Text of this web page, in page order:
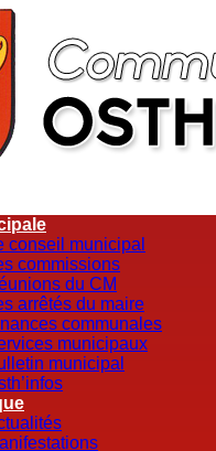
conseil municipal
commissions
du CM
arrêtés du maire
communales
municipaux
municipal